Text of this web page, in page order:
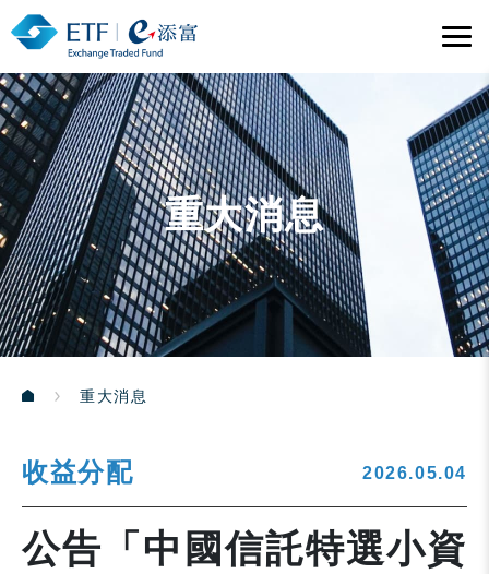
重大消息
重大消息
收益分配 2026.05.04
公告「中國信託特選小資